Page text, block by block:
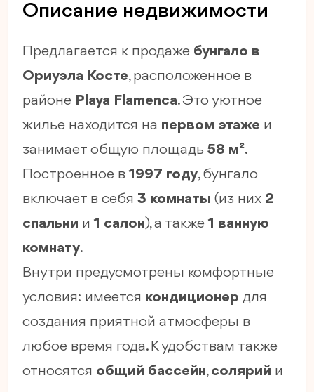
Описание недвижимости
Предлагается к продаже бунгало в
Ориуэла Косте, расположенное в
районе Playa Flamenca. Это уютное
жилье находится на первом этаже и
занимает общую площадь 58 м².
Построенное в 1997 году, бунгало
включает в себя 3 комнаты (из них 2
спальни и 1 салон), а также 1 ванную
комнату.
Внутри предусмотрены комфортные
условия: имеется кондиционер для
создания приятной атмосферы в
любое время года. К удобствам также
относятся общий бассейн,солярий и